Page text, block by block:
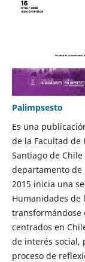
Palimpsesto
Es una
de la Facultad de
Santiago de
departamento de
2015 inicia una
Humanidades de
transformándose
centrados en
de interés social,
proceso de